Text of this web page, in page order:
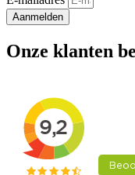
Aanmelden
Onze klanten